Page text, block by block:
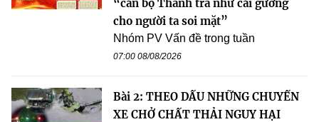
“cán bộ Thanh tra như cái gương
cho người ta soi mặt”
Nhóm PV Vấn đề trong tuần
07:00 08/08/2026
Bài 2: THEO DẤU NHỮNG CHUYẾN
XE CHỞ CHẤT THẢI NGUY HẠI